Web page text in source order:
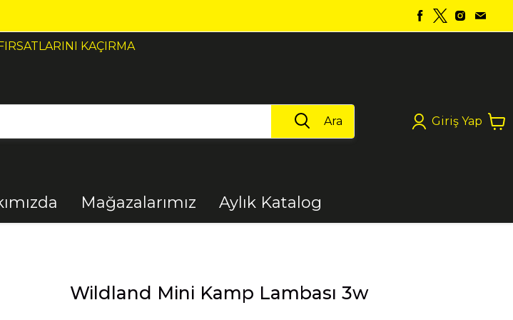
KAÇIRMA
Ara Giriş Yap
Elektrik
Elektrikli Aletler
Mağazalarımız Aylık Katalog
Wildland Mini Kamp Lambası 3w